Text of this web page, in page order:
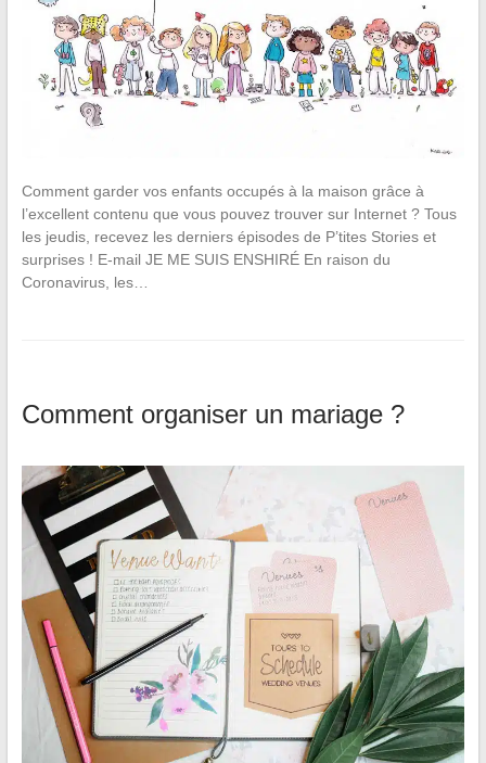
Comment garder vos enfants occupés à la maison grâce à
l’excellent contenu que vous pouvez trouver sur Internet ? Tous
les jeudis, recevez les derniers épisodes de P’tites Stories et
surprises ! E-mail JE ME SUIS ENSHIRÉ En raison du
Coronavirus, les…
Comment organiser un mariage ?